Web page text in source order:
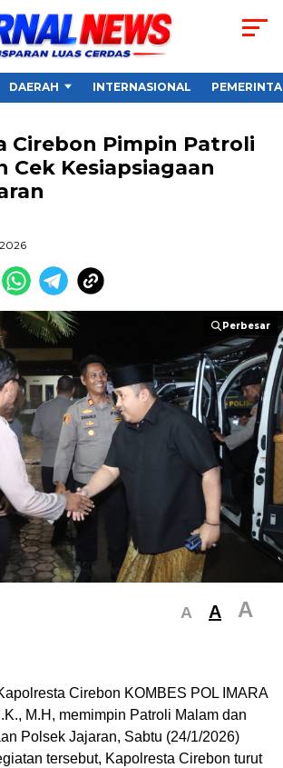
DAERAH INTERNASIONAL
Cirebon Pimpin Patroli
Cek Kesiapsiagaan
Perbesar
Perbesar
A A A
Cirebon KOMBES POL IMARA
M.H, memimpin Patroli Malam dan
Polsek Jajaran, Sabtu (24/1/2026)
tersebut, Kapolresta Cirebon turut